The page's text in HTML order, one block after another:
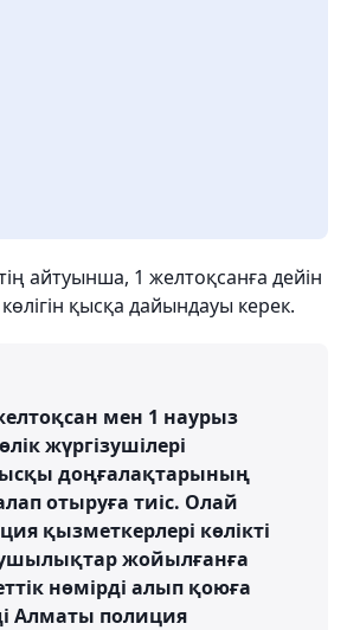
айтуынша, 1 желтоқсанға дейін
қысқа дайындауы керек.
мен 1 наурыз
жүргізушілері
доңғалақтарының
отыруға тиіс. Олай
қызметкерлері көлікті
жойылғанға
нөмірді алып қоюға
Алматы полиция